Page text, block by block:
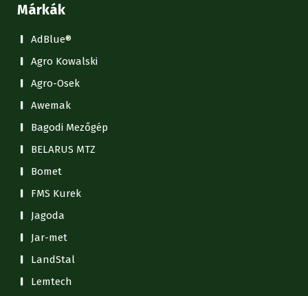
Márkák
AdBlue®
Agro Kowalski
Agro-Osek
Awemak
Bagodi Mezőgép
BELARUS MTZ
Bomet
FMS Kurek
Jagoda
Jar-met
LandStal
Lemtech